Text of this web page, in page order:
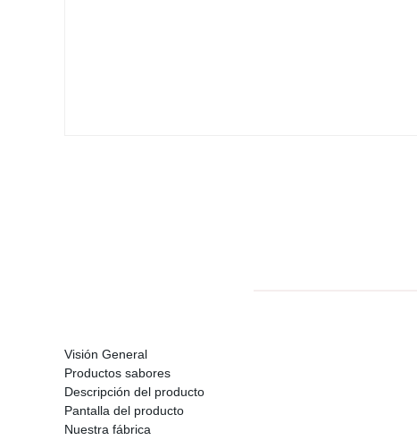
Visión General
Productos sabores
Descripción del producto
Pantalla del producto
Nuestra fábrica